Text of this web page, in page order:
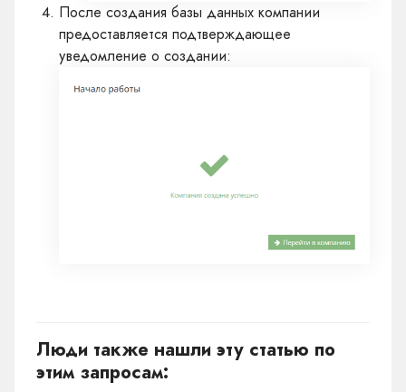
После создания базы данных компании
предоставляется подтверждающее
уведомление о создании:
Люди также нашли эту статью по
этим запросам: